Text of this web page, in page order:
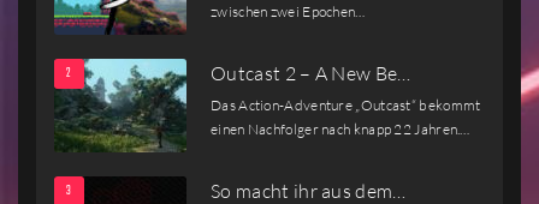
zwischen zwei Epochen…
Outcast 2 – A New Be…
Das Action-Adventure „Outcast“ bekommt
einen Nachfolger nach knapp 22 Jahren.…
So macht ihr aus dem…